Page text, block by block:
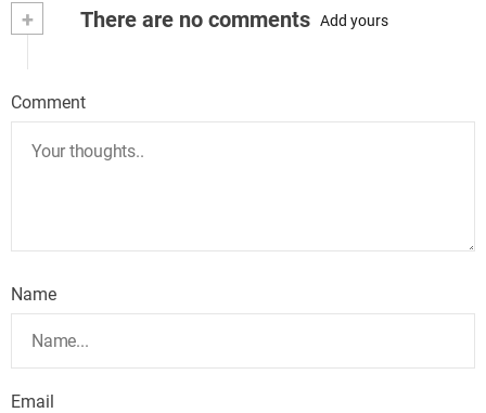
+ There are no comments Add yours
Comment
Name
Email